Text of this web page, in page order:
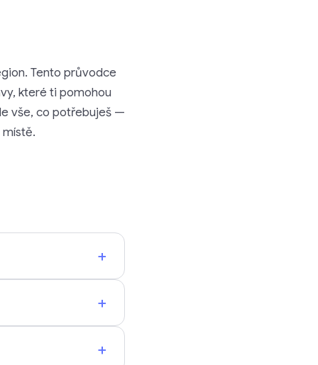
Tento průvodce
které ti pomohou
vše, co potřebuješ —
+
+
+